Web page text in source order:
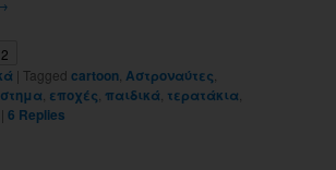
2
| Tagged cartoon Αστροναύτες
εποχές παιδικά τερατάκια
|6 Replies